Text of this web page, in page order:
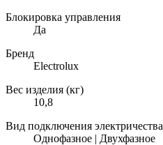
Блокировка управления
Да
Бренд
Electrolux
Вес изделия (кг)
10,8
Вид подключения электричества
Однофазное | Двухфазное